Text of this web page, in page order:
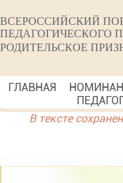
ВСЕРОССИЙСКИЙ
ПЕДАГОГИЧЕСКОГО
РОДИТЕЛЬСКОЕ
ГЛАВНАЯ
В тексте